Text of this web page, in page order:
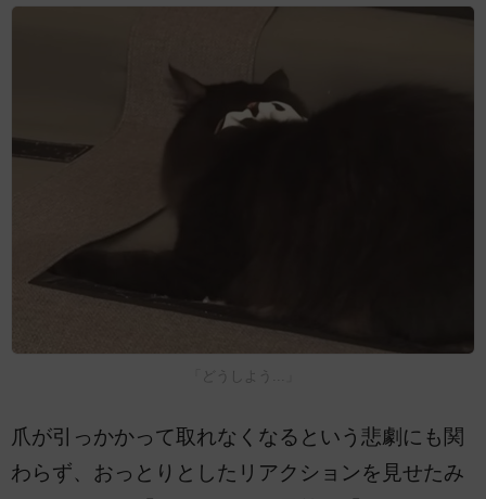
「どうしよう...」
爪が引っかかって取れなくなるという悲劇にも関
わらず、おっとりとしたリアクションを見せたみ